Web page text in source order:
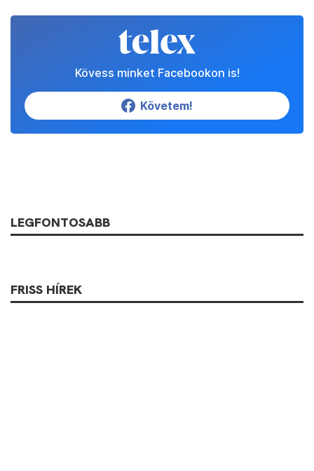
Kövess minket Facebookon is!
Követem!
LEGFONTOSABB
FRISS HÍREK